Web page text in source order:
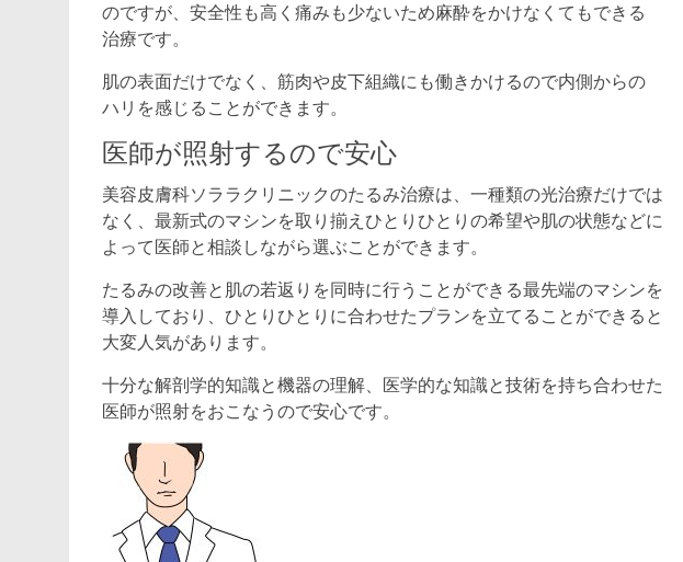
のですが、安全性も高く痛みも少ないため麻酔をかけなくてもできる
治療です。
肌の表面だけでなく、筋肉や皮下組織にも働きかけるので内側からの
ハリを感じることができます。
医師が照射するので安心
美容皮膚科ソララクリニックのたるみ治療は、一種類の光治療だけでは
なく、最新式のマシンを取り揃えひとりひとりの希望や肌の状態などに
よって医師と相談しながら選ぶことができます。
たるみの改善と肌の若返りを同時に行うことができる最先端のマシンを
導入しており、ひとりひとりに合わせたプランを立てることができると
大変人気があります。
十分な解剖学的知識と機器の理解、医学的な知識と技術を持ち合わせた
医師が照射をおこなうので安心です。